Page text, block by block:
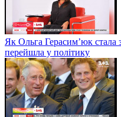
Як Ольга Герасим’юк стала
перейшла у політику